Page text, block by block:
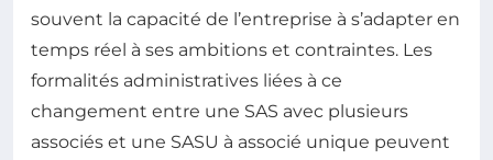
souvent la capacité de l’entreprise à s’adapter en
temps réel à ses ambitions et contraintes. Les
formalités administratives liées à ce
changement entre une SAS avec plusieurs
associés et une SASU à associé unique peuvent